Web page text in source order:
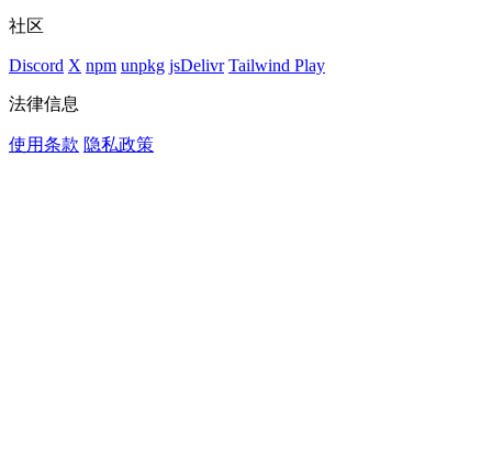
社区
Discord X npm unpkg jsDelivr Tailwind Play
法律信息
使用条款 隐私政策